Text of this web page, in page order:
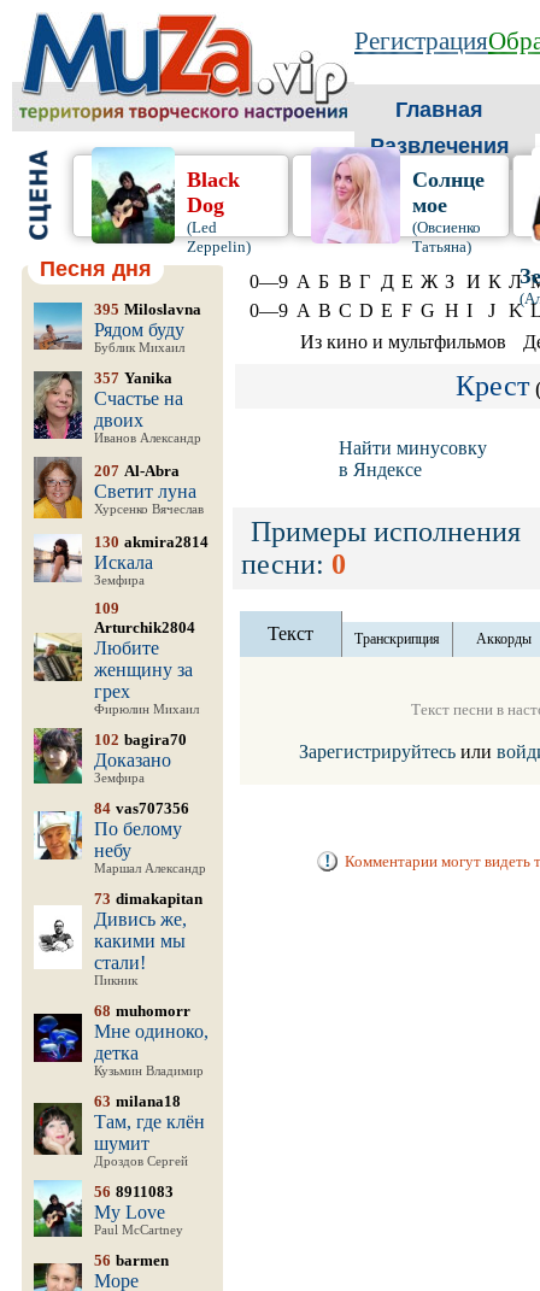
Регистрация
Главная
Развлечения
Black
Dog
(Led
Zeppelin)
Солнце
мое
(Овсиенко
Татьяна)
Песня дня
395 Miloslavna
Рядом буду
Бублик Михаил
357 Yanika
Счастье на
двоих
Иванов Александр
207 Al-Abra
Светит луна
Хурсенко Вячеслав
130 akmira2814
Искала
Земфира
109
Arturchik2804
Любите
женщину за
грех
Фирюлин Михаил
102 bagira70
Доказано
Земфира
84 vas707356
По белому
небу
Маршал Александр
73 dimakapitan
Дивись же,
какими мы
стали!
Пикник
68 muhomorr
Мне одиноко,
детка
Кузьмин Владимир
63 milana18
Там, где клён
шумит
Дроздов Сергей
56 8911083
My Love
Paul McCartney
56 barmen
Море
0—9 А Б В Г Д Е Ж З И К Л
0—9 A B C D E F G H I J K
Из кино и мультфильмов
Крест
Найти минусовку
в Яндексе
Примеры исполнения
песни: 0
Текст Транскрипция Аккорды
Текст песни в
Зарегистрируйтесь или
Комментарии могут видеть